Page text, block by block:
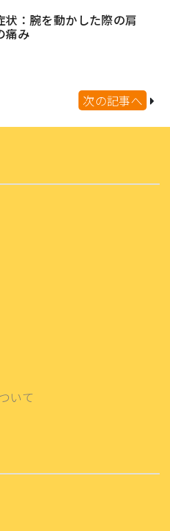
状：腕を動かした際の肩
痛み
次の記事へ
いて